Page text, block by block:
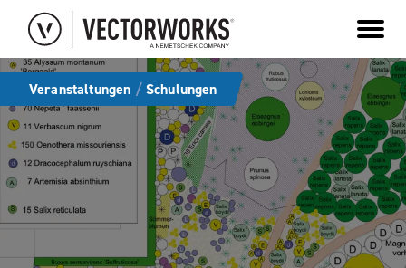
VECTORWORKS
DELTAPROJECT
BLUEBEAM REVU
EDUCATION
Veranstaltungen /Schulungen